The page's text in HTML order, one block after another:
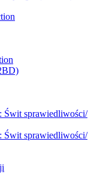
Świt sprawiedliwości/
Świt sprawiedliwości/